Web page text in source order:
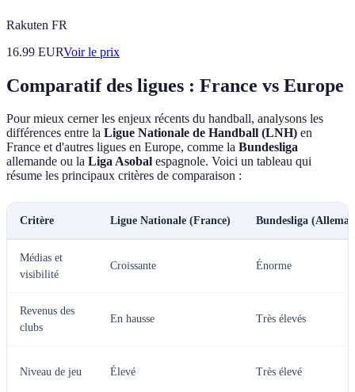
Rakuten FR
16.99 EURVoir le prix
Comparatif des ligues : France vs Europe
Pour mieux cerner les enjeux récents du handball, analysons les
différences entre la Ligue Nationale de Handball (LNH) en
France et d'autres ligues en Europe, comme la Bundesliga
allemande ou la Liga Asobal espagnole. Voici un tableau qui
résume les principaux critères de comparaison :
Critère Ligue Nationale (France) Bundesliga
Médias et
visibilité
Croissante Énorme
Revenus des
clubs
En hausse Très élevés
Niveau de jeu Élevé Très élevé